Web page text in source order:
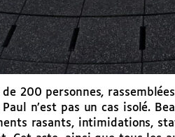
de 200 personnes,
n’est pas un cas isolé.
rasants, intimidations,